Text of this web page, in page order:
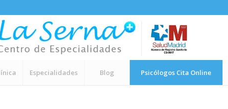
Especialidades Blog Psicólogos Cita Online